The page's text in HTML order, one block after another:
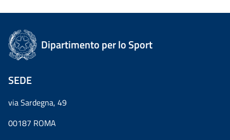
Dipartimento per lo Sport
SEDE
via Sardegna, 49
00187 ROMA